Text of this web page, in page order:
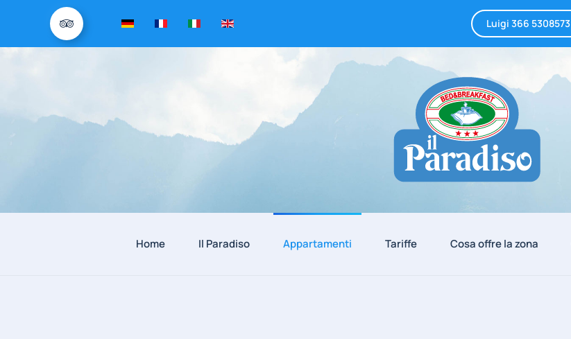
Luigi 366 5308573
Home Il Paradiso Appartamenti Tariffe Cosa offre la zona